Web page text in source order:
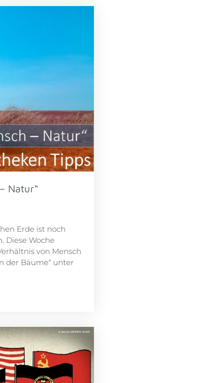
Natur“
Erde ist noch
Diese Woche
von Mensch
der Bäume“ unter